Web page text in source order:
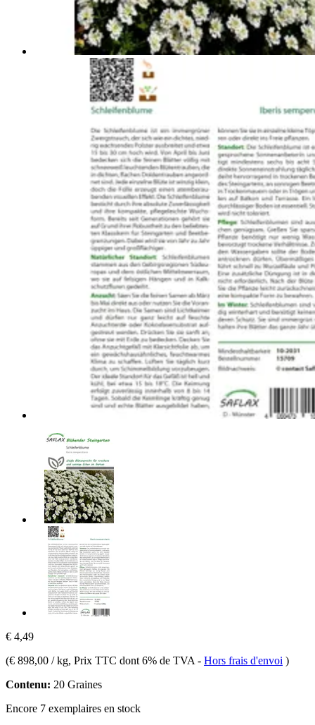
€ 4,49
(€ 898,00 / kg, Prix TTC dont 6% de TVA - Hors frais d'envoi )
Contenu: 20 Graines
Encore 7 exemplaires en stock